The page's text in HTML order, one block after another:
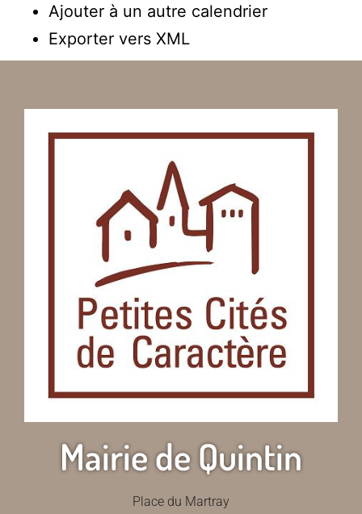
Ajouter à un autre calendrier
Exporter vers XML
Mairie de Quintin
Place du Martray